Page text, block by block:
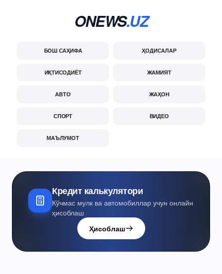
ONEWS.UZ
БОШ САҲИФА ҲОДИСАЛАР
ИҚТИСОДИЁТ ЖАМИЯТ
АВТО ЖАҲОН
СПОРТ ВИДЕО
МАЪЛУМОТ
Кредит калькулятори
Кўчмас мулк ва автомобиллар учун онлайн
ҳисоблаш
Ҳисоблаш